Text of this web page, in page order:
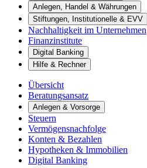
Anlegen, Handel & Währungen
Stiftungen, Institutionelle & EVV
Nachhaltigkeit im Unternehmen
Finanzinstitute
Digital Banking
Hilfe & Rechner
Übersicht
Beratungsansatz
Anlegen & Vorsorge
Steuern
Vermögensnachfolge
Konten & Bezahlen
Hypotheken & Immobilien
Digital Banking